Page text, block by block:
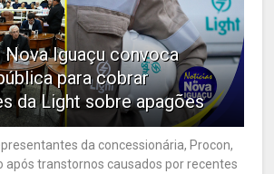
Nova Iguaçu convoca
para cobrar
da Light sobre apagões
da concessionária, Procon,
após transtornos causados por recentes